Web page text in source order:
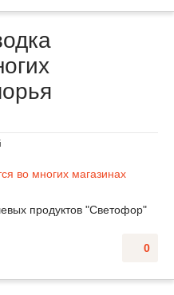
продуктов "Светофор"
0